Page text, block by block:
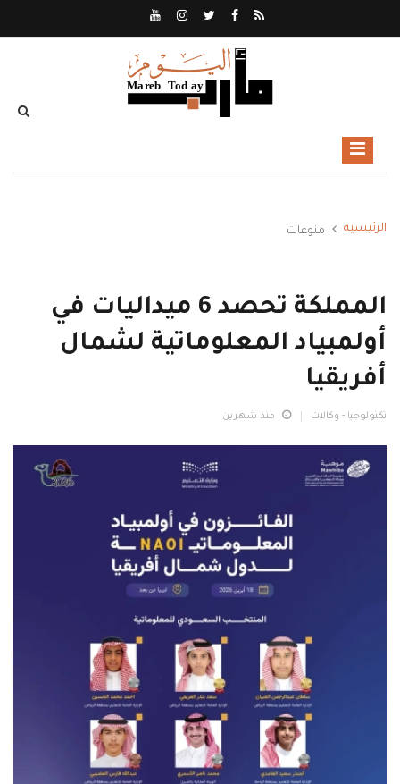
الرئيسية منوعات
المملكة تحصد 6 ميداليات في
أولمبياد المعلوماتية لشمال
أفريقيا
تكنولوجيا - وكالات منذ شهرين